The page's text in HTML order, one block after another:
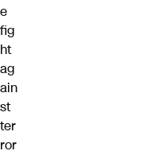
e
fig
ht
ag
ain
st
ter
ror